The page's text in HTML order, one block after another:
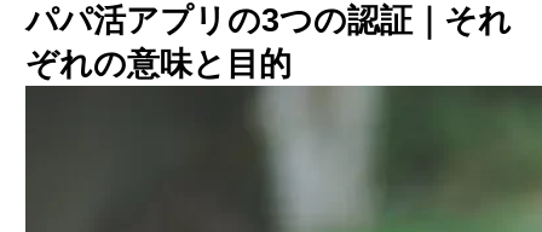
パパ活アプリの3つの認証｜それ
ぞれの意味と目的